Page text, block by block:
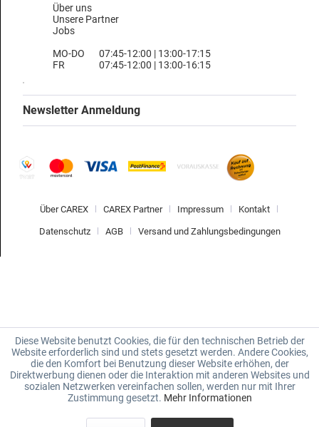
Über uns
Unsere Partner
Jobs
MO-DO
FR
07:45-12:00 | 13:00-17:15
07:45-12:00 | 13:00-16:15
Newsletter Anmeldung
Über CAREX CAREX Partner Impressum Kontakt
Datenschutz AGB Versand und Zahlungsbedingungen
Diese Website benutzt Cookies, die für den technischen Betrieb der
Website erforderlich sind und stets gesetzt werden. Andere Cookies,
die den Komfort bei Benutzung dieser Website erhöhen, der
Direktwerbung dienen oder die Interaktion mit anderen Websites und
sozialen Netzwerken vereinfachen sollen, werden nur mit Ihrer
Zustimmung gesetzt. Mehr Informationen